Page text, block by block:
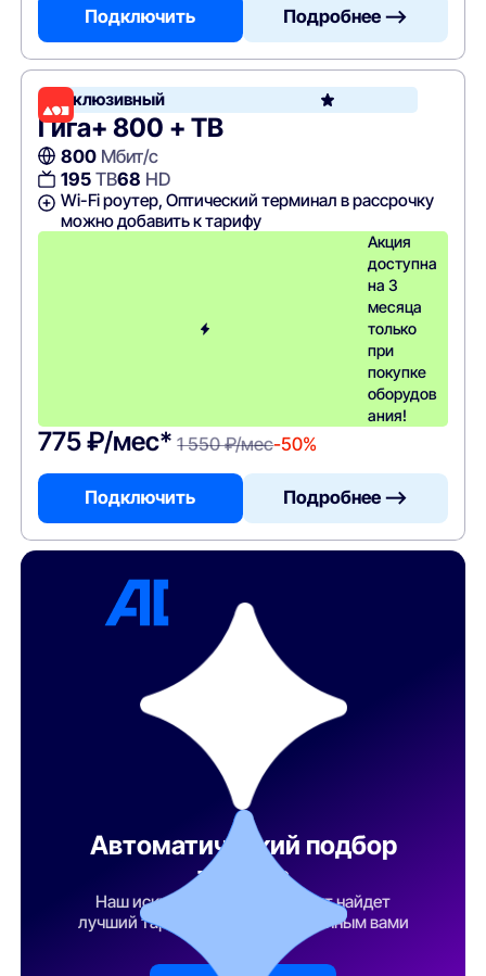
Подключить Подробнее —>
Эксклюзивный
Гига+ 800 + ТВ
800Мбит/с
195ТВ68 HD
Wi-Fi роутер, Оптический терминал в рассрочку
можно добавить к тарифу
Акция
доступна
на 3
месяца
только
при
покупке
оборудов
ания!
775 ₽/мес* 1 550 ₽/мес-50%
Подключить Подробнее —>
Автоматический подбор
тарифа
Наш искусственный интеллект найдет
лучший тарифный план по указанным вами